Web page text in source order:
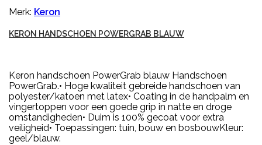
Merk: Keron
KERON HANDSCHOEN POWERGRAB BLAUW
Keron handschoen PowerGrab blauw Handschoen
PowerGrab.• Hoge kwaliteit gebreide handschoen van
polyester/katoen met latex• Coating in de handpalm en
vingertoppen voor een goede grip in natte en droge
omstandigheden• Duim is 100% gecoat voor extra
veiligheid• Toepassingen: tuin, bouw en bosbouwKleur:
geel/blauw.